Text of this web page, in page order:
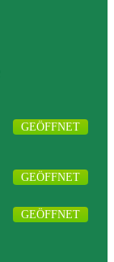
GEÖFFNET
GEÖFFNET
GEÖFFNET